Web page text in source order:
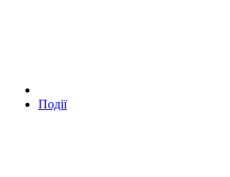
Події